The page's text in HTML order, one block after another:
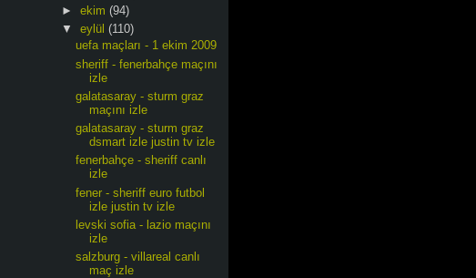
► ekim (94)
▼ eylül (110)
uefa maçları - 1 ekim 2009
sheriff - fenerbahçe maçını
izle
galatasaray - sturm graz
maçını izle
galatasaray - sturm graz
dsmart izle justin tv izle
fenerbahçe - sheriff canlı
izle
fener - sheriff euro futbol
izle justin tv izle
levski sofia - lazio maçını
izle
salzburg - villareal canlı
maç izle